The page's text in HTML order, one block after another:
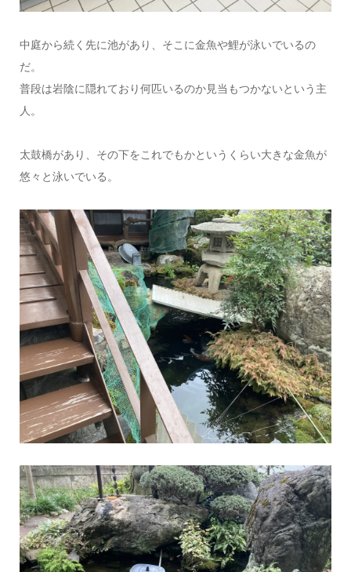
中庭から続く先に池があり、そこに金魚や鯉が泳いでいるの
だ。
普段は岩陰に隠れており何匹いるのか見当もつかないという主
人。
太鼓橋があり、その下をこれでもかというくらい大きな金魚が
悠々と泳いでいる。